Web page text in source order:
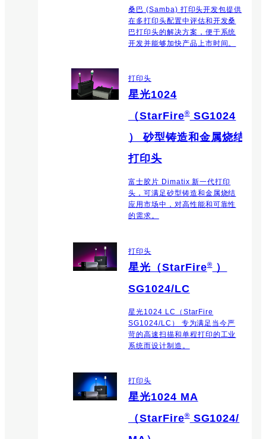
桑巴 (Samba) 打印头开发包提供
在多打印头配置中评估和开发桑
巴打印头的解决方案，便于系统
开发并能够加快产品上市时间。
打印头
星光1024
（StarFire®SG1024
） 砂型铸造和金属烧结
打印头
富士胶片 Dimatix 新一代打印
头，可满足砂型铸造和金属烧结
应用市场中，对高性能和可靠性
的需求。
打印头
星光（StarFire®）
SG1024/LC
星光1024 LC（StarFire
SG1024/LC） 专为满足当今严
苛的高速扫描和单程打印的工业
系统而设计制造。
打印头
星光1024 MA
（StarFire®SG1024/